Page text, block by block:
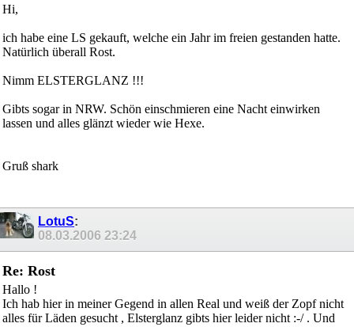
Hi,
ich habe eine LS gekauft, welche ein Jahr im freien gestanden hatte.
Natürlich überall Rost.
Nimm ELSTERGLANZ !!!
Gibts sogar in NRW. Schön einschmieren eine Nacht einwirken
lassen und alles glänzt wieder wie Hexe.
Gruß shark
LotuS:
08.03.2006 23:24
Re: Rost
Hallo !
Ich hab hier in meiner Gegend in allen Real und weiß der Zopf nicht
alles für Läden gesucht , Elsterglanz gibts hier leider nicht :-/ . Und